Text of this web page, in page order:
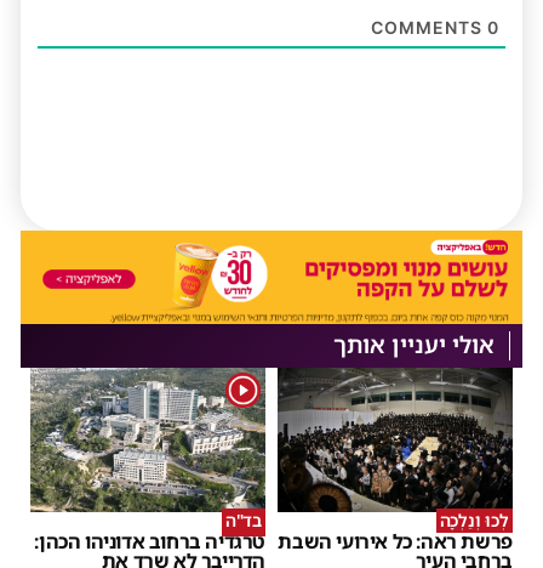
0
אולי יעניין אותך
לְכוּ וְנֵלְכָה
פרשת ראה: כל אירועי השבת
ברחבי העיר
1
בד"ה
טרגדיה ברחוב אדוניהו הכהן:
הדרייבר לא שרד את